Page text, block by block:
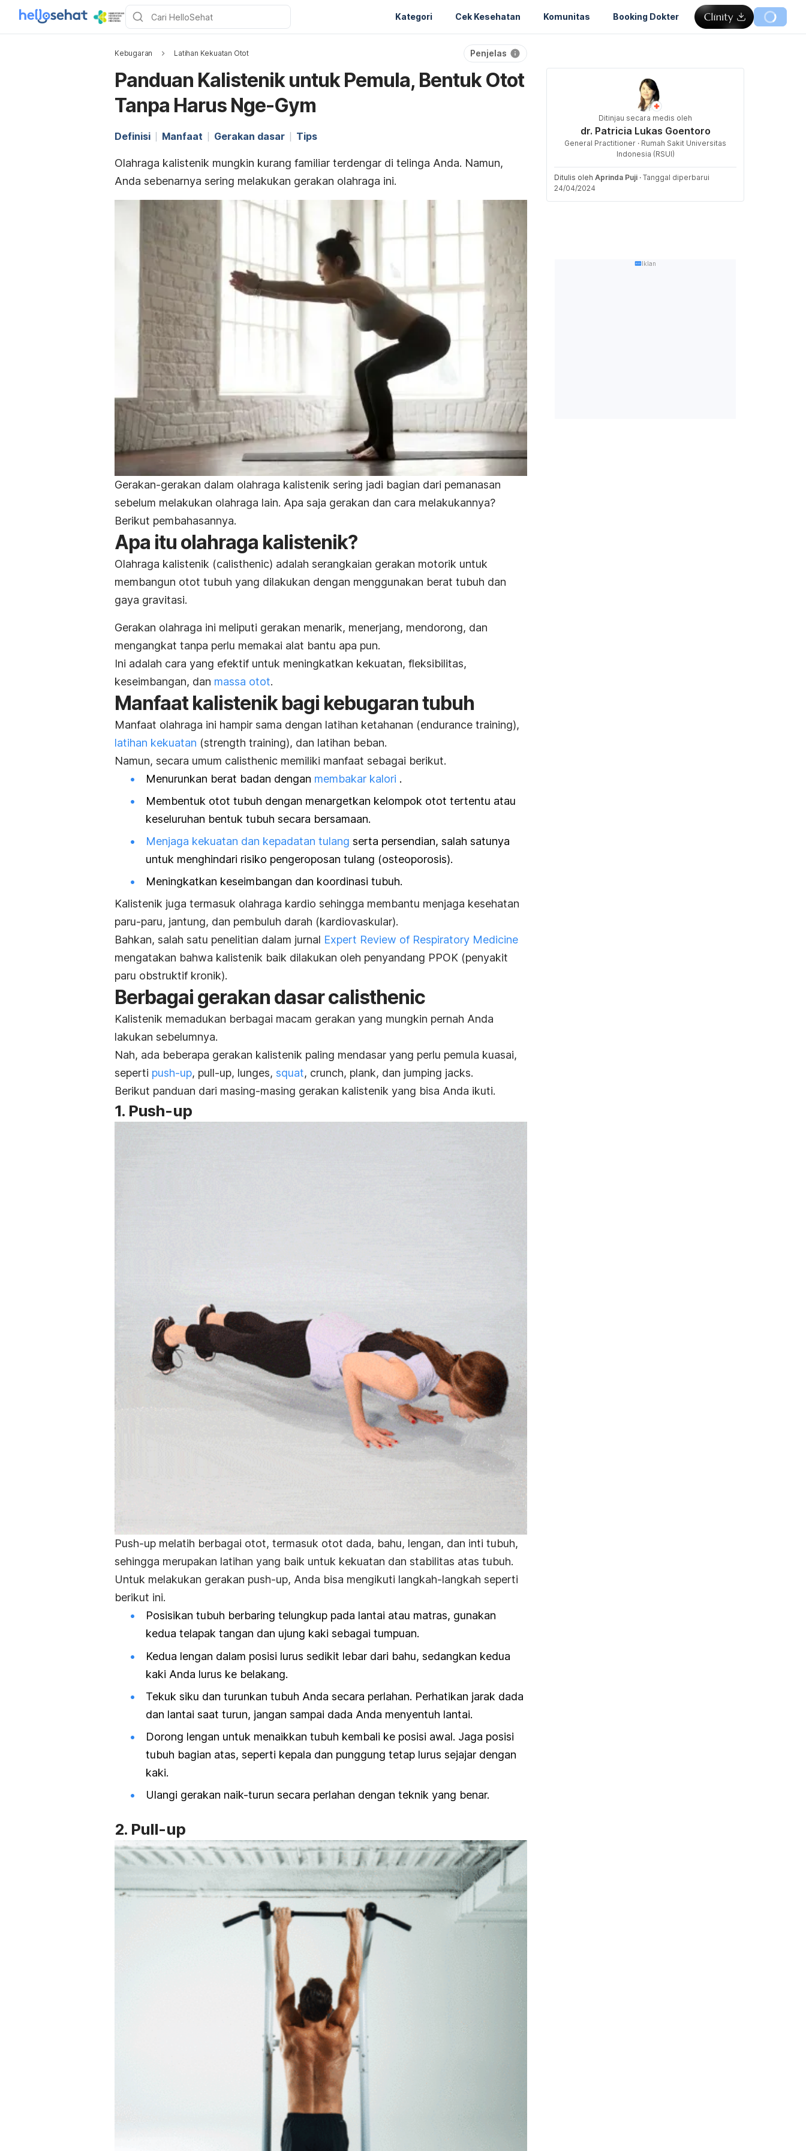
Kategori Cek Kesehatan Komunitas Booking Dokter
Kebugaran Latihan Kekuatan Otot Penjelas
Panduan Kalistenik untuk Pemula, Bentuk Otot
Tanpa Harus Nge-Gym
Definisi Manfaat Gerakan dasar Tips
Olahraga kalistenik mungkin kurang familiar terdengar di telinga Anda. Namun,
Anda sebenarnya sering melakukan gerakan olahraga ini.
Gerakan-gerakan dalam olahraga kalistenik sering jadi bagian dari pemanasan
sebelum melakukan olahraga lain. Apa saja gerakan dan cara melakukannya?
Berikut pembahasannya.
Apa itu olahraga kalistenik?
Olahraga kalistenik (calisthenic) adalah serangkaian gerakan motorik untuk
membangun otot tubuh yang dilakukan dengan menggunakan berat tubuh dan
gaya gravitasi.
Gerakan olahraga ini meliputi gerakan menarik, menerjang, mendorong, dan
mengangkat tanpa perlu memakai alat bantu apa pun.
Ini adalah cara yang efektif untuk meningkatkan kekuatan, fleksibilitas,
keseimbangan, dan massa otot.
Manfaat kalistenik bagi kebugaran tubuh
Manfaat olahraga ini hampir sama dengan latihan ketahanan (endurance training),
latihan kekuatan (strength training), dan latihan beban.
Namun, secara umum calisthenic memiliki manfaat sebagai berikut.
Menurunkan berat badan dengan membakar kalori .
Membentuk otot tubuh dengan menargetkan kelompok otot tertentu atau
keseluruhan bentuk tubuh secara bersamaan.
Menjaga kekuatan dan kepadatan tulang serta persendian, salah satunya
untuk menghindari risiko pengeroposan tulang (osteoporosis).
Meningkatkan keseimbangan dan koordinasi tubuh.
Kalistenik juga termasuk olahraga kardio sehingga membantu menjaga kesehatan
paru-paru, jantung, dan pembuluh darah (kardiovaskular).
Bahkan, salah satu penelitian dalam jurnal Expert Review of Respiratory Medicine
mengatakan bahwa kalistenik baik dilakukan oleh penyandang PPOK (penyakit
paru obstruktif kronik).
Berbagai gerakan dasarcalisthenic
Kalistenik memadukan berbagai macam gerakan yang mungkin pernah Anda
lakukan sebelumnya.
Nah, ada beberapa gerakan kalistenik paling mendasar yang perlu pemula kuasai,
seperti push-up, pull-up, lunges, squat, crunch, plank, dan jumping jacks.
Berikut panduan dari masing-masing gerakan kalistenik yang bisa Anda ikuti.
1. Push-up
Push-up melatih berbagai otot, termasuk otot dada, bahu, lengan, dan inti tubuh,
sehingga merupakan latihan yang baik untuk kekuatan dan stabilitas atas tubuh.
Untuk melakukan gerakan push-up, Anda bisa mengikuti langkah-langkah seperti
berikut ini.
Posisikan tubuh berbaring telungkup pada lantai atau matras, gunakan
kedua telapak tangan dan ujung kaki sebagai tumpuan.
Kedua lengan dalam posisi lurus sedikit lebar dari bahu, sedangkan kedua
kaki Anda lurus ke belakang.
Tekuk siku dan turunkan tubuh Anda secara perlahan. Perhatikan jarak dada
dan lantai saat turun, jangan sampai dada Anda menyentuh lantai.
Dorong lengan untuk menaikkan tubuh kembali ke posisi awal. Jaga posisi
tubuh bagian atas, seperti kepala dan punggung tetap lurus sejajar dengan
kaki.
Ulangi gerakan naik-turun secara perlahan dengan teknik yang benar.
2. Pull-up
Ditinjau secara medis oleh
dr. Patricia Lukas Goentoro
General Practitioner · Rumah Sakit Universitas
Indonesia (RSUI)
Ditulis oleh Aprinda Puji · Tanggal diperbarui
24/04/2024
Iklan